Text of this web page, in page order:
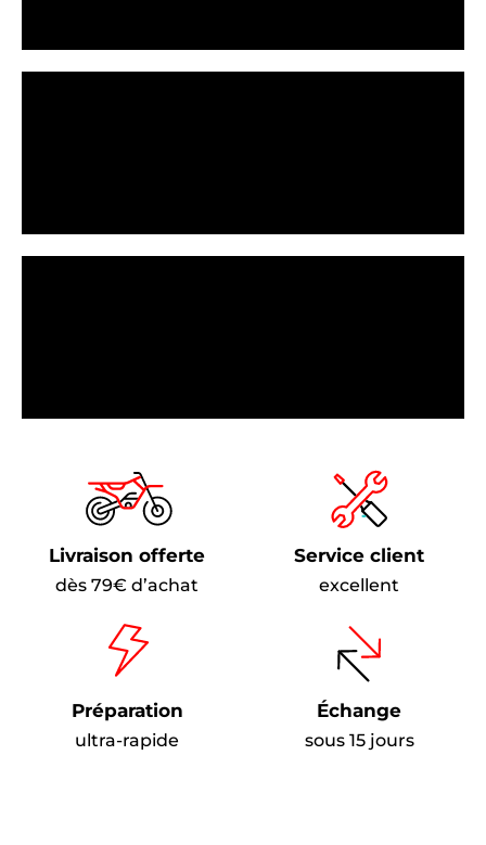
Livraison offerte
dès 79€ d’achat
Service client
excellent
Préparation
ultra-rapide
Échange
sous 15 jours